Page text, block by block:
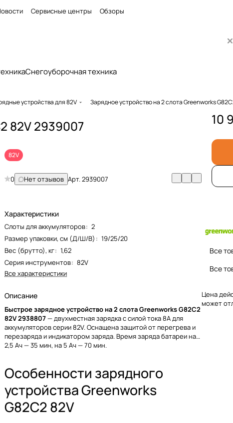
Сервисные центры Обзоры
Снегоуборочная техника
устройства для 82V Зарядное устройство на 2 слота Greenworks
82V 2939007
82V
0 Нет отзывов Арт.2939007
Характеристики
Слоты для аккумуляторов: 2
Размер упаковки, см (Д/Ш/В) : 19/25/20
Вес (брутто), кг: 1,62
Серия инструментов: 82V
Все характеристики
Описание
Быстрое зарядное устройство на 2 слота Greenworks G82C2
82V 2938807— двухместная зарядка с силой тока 8А для
аккумуляторов серии 82V. Оснащена защитой от перегрева и
перезаряда и индикатором заряда. Время заряда батареи на
2,5 Ач — 35 мин, на 5 Ач — 70 мин.
Особенности зарядного
устройства Greenworks
G82C2 82V
10
Все
Все
Цена
может